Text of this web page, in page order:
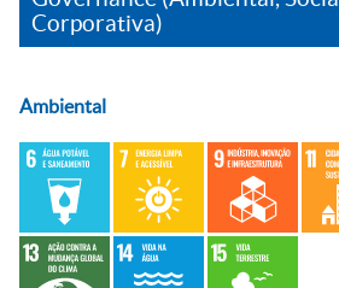
Corporativa)
Ambiental